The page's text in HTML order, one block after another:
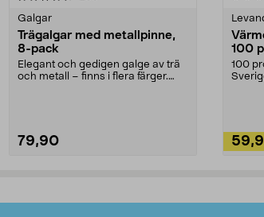
Galgar
Trägalgar med metallpinne,
8-pack
Elegant och gedigen galge av trä
och metall – finns i flera färger.
79,90
100
100